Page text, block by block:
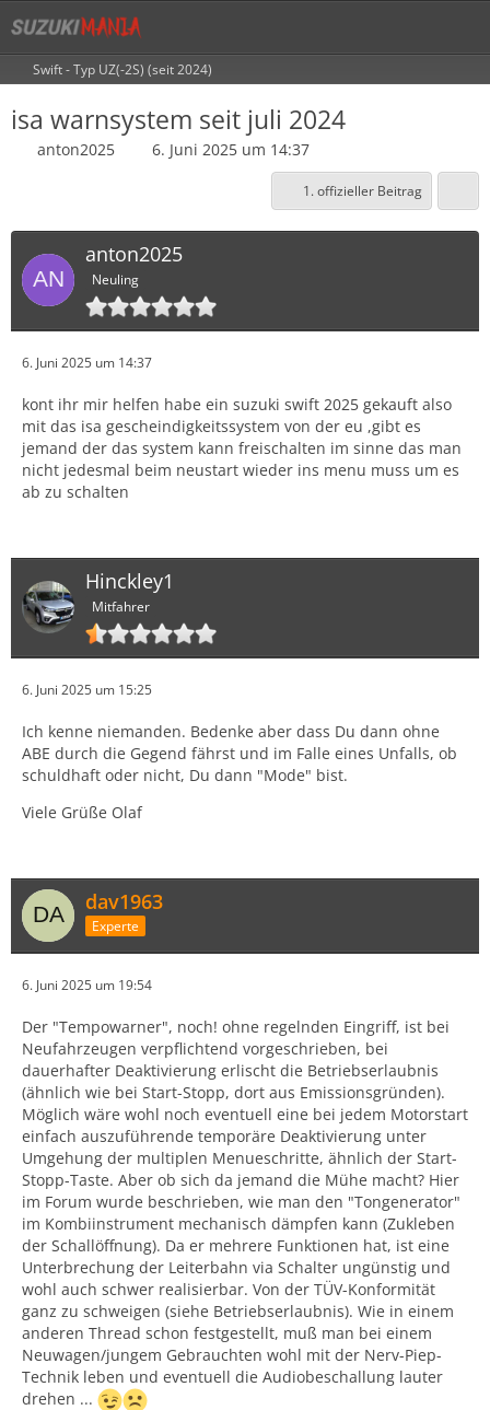
Swift - Typ UZ(-2S) (seit 2024)
isa warnsystem seit juli 2024
anton2025 6. Juni 2025 um 14:37
1. offizieller Beitrag
anton2025
Neuling
6. Juni 2025 um 14:37
kont ihr mir helfen habe ein suzuki swift 2025 gekauft also
mit das isa gescheindigkeitssystem von der eu ,gibt es
jemand der das system kann freischalten im sinne das man
nicht jedesmal beim neustart wieder ins menu muss um es
ab zu schalten
Hinckley1
Mitfahrer
6. Juni 2025 um 15:25
Ich kenne niemanden. Bedenke aber dass Du dann ohne
ABE durch die Gegend fährst und im Falle eines Unfalls, ob
schuldhaft oder nicht, Du dann "Mode" bist.
Viele Grüße Olaf
dav1963
Experte
6. Juni 2025 um 19:54
Der "Tempowarner", noch! ohne regelnden Eingriff, ist bei
Neufahrzeugen verpflichtend vorgeschrieben, bei
dauerhafter Deaktivierung erlischt die Betriebserlaubnis
(ähnlich wie bei Start-Stopp, dort aus Emissionsgründen).
Möglich wäre wohl noch eventuell eine bei jedem Motorstart
einfach auszuführende temporäre Deaktivierung unter
Umgehung der multiplen Menueschritte, ähnlich der Start-
Stopp-Taste. Aber ob sich da jemand die Mühe macht? Hier
im Forum wurde beschrieben, wie man den "Tongenerator"
im Kombiinstrument mechanisch dämpfen kann (Zukleben
der Schallöffnung). Da er mehrere Funktionen hat, ist eine
Unterbrechung der Leiterbahn via Schalter ungünstig und
wohl auch schwer realisierbar. Von der TÜV-Konformität
ganz zu schweigen (siehe Betriebserlaubnis). Wie in einem
anderen Thread schon festgestellt, muß man bei einem
Neuwagen/jungem Gebrauchten wohl mit der Nerv-Piep-
Technik leben und eventuell die Audiobeschallung lauter
drehen ...